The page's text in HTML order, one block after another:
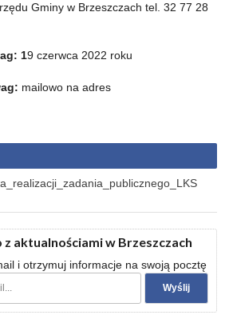
Gminy w Brzeszczach tel. 32 77 28
19 czerwca 2022 roku
mailowo na adres
z aktualnościami w Brzeszczach
i otrzymuj informacje na swoją pocztę